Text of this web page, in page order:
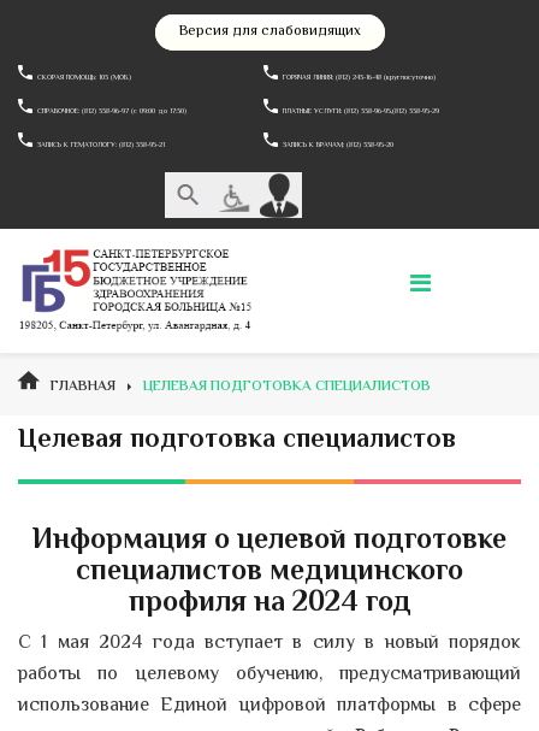
Версия для слабовидящих
СКОРАЯ ПОМОЩЬ: 103 (МОБ.)
СПРАВОЧНОЕ: (812) 338-96-97 (c 09:00 до 17:30)
ЗАПИСЬ К ГЕМАТОЛОГУ: (812) 338-95-21
ГОРЯЧАЯ ЛИНИЯ: (812) 243-16-48 (круглосуточно)
ПЛАТНЫЕ УСЛУГИ: (812) 338-96-95,(812) 338-95-29
ЗАПИСЬ К ВРАЧАМ: (812) 338-95-20
ГЛАВНАЯ ЦЕЛЕВАЯ ПОДГОТОВКА СПЕЦИАЛИСТОВ
Целевая подготовка специалистов
Информация о целевой подготовке
специалистов медицинского
профиля на 2024 год
С 1 мая 2024 года вступает в силу в новый порядок
работы по целевому обучению, предусматривающий
использование Единой цифровой платформы в сфере